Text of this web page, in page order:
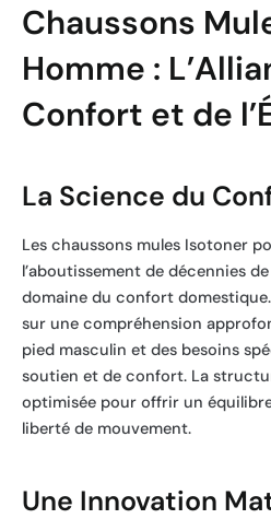
Chaussons
Homme :
Confort et de
La Science du
Les chaussons mules Isotoner
l’aboutissement de décennies
domaine du confort
sur une compréhension
pied masculin et des besoins
soutien et de confort. La
optimisée pour offrir un
liberté de mouvement.
Une Innovation